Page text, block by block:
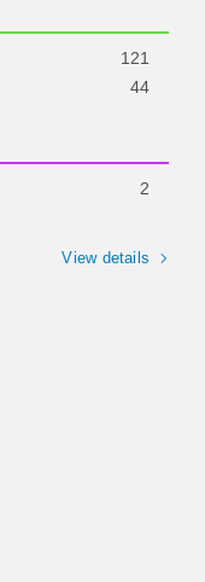
121
44
2
View details